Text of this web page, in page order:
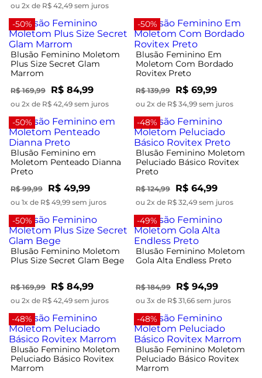
ou 2x de R$ 42,49 sem juros
-50%
Blusão Feminino Moletom
Plus Size Secret Glam
Marrom
R$ 169,99 R$ 84,99
ou 2x de R$ 42,49 sem juros
-50%
Blusão Feminino Em
Moletom Com Bordado
Rovitex Preto
R$ 139,99 R$ 69,99
ou 2x de R$ 34,99 sem juros
-50%
Blusão Feminino em
Moletom Penteado Dianna
Preto
R$ 99,99 R$ 49,99
ou 1x de R$ 49,99 sem juros
-48%
Blusão Feminino Moletom
Peluciado Básico Rovitex
Preto
R$ 124,99 R$ 64,99
ou 2x de R$ 32,49 sem juros
-50%
Blusão Feminino Moletom
Plus Size Secret Glam Bege
R$ 169,99 R$ 84,99
ou 2x de R$ 42,49 sem juros
-49%
Blusão Feminino Moletom
Gola Alta Endless Preto
R$ 184,99 R$ 94,99
ou 3x de R$ 31,66 sem juros
-48%
Blusão Feminino Moletom
Peluciado Básico Rovitex
Marrom
-48%
Blusão Feminino Moletom
Peluciado Básico Rovitex
Marrom